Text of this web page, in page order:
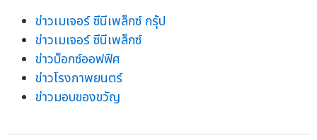
ข่าวเมเจอร์ ซีนีเพล็กซ์ กรุ้ป
ข่าวเมเจอร์ ซีนีเพล็กซ์
ข่าวบ็อกซ์ออฟฟิศ
ข่าวโรงภาพยนตร์
ข่าวมอบของขวัญ